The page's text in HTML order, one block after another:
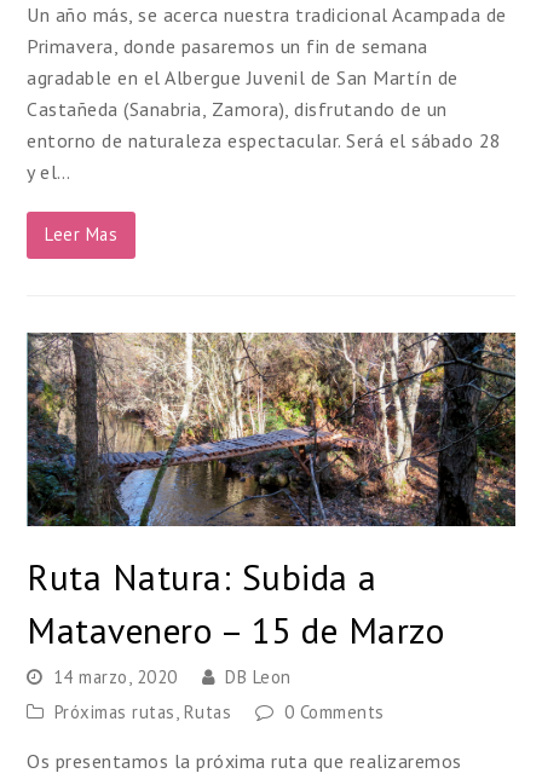
Un año más, se acerca nuestra tradicional Acampada de
Primavera, donde pasaremos un fin de semana
agradable en el Albergue Juvenil de San Martín de
Castañeda (Sanabria, Zamora), disfrutando de un
entorno de naturaleza espectacular. Será el sábado 28
y el…
Leer Mas
Ruta Natura: Subida a
Matavenero – 15 de Marzo
14 marzo, 2020
DB Leon
Próximas rutas, Rutas 0 Comments
Os presentamos la próxima ruta que realizaremos